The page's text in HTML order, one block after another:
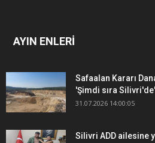
AYIN ENLERİ
Safaalan Kararı
'Şimdi sıra Silivri'de'
31.07.2026 14:00:05
Silivri ADD ailesine